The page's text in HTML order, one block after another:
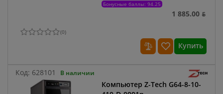
Бонусные баллы: 94.25
1 885.00 ƃ
(0)
Купить
Код: 628101 В наличии
Компьютер Z-Tech G64-8-10-